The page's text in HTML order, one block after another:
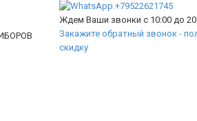
Ждем Ваши звонки с 10:00 до
Закажите обратный звонок -
скидку